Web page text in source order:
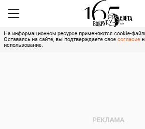
На информационном ресурсе применяются cookie-
Оставаясь на сайте, вы подтверждаете свое согласие
использование.